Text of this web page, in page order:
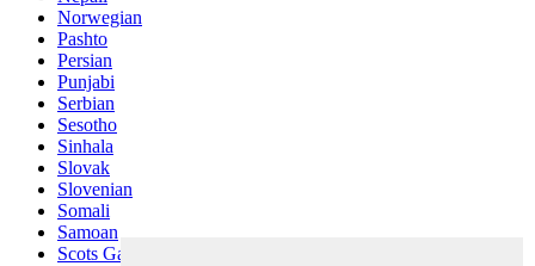
Norwegian
Pashto
Persian
Punjabi
Serbian
Sesotho
Sinhala
Slovak
Slovenian
Somali
Samoan
Scots Gaelic